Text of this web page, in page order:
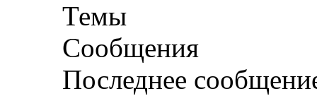
Темы
Сообщения
Последнее